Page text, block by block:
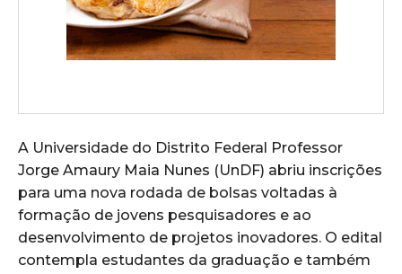
A Universidade do Distrito Federal Professor
Jorge Amaury Maia Nunes (UnDF) abriu inscrições
para uma nova rodada de bolsas voltadas à
formação de jovens pesquisadores e ao
desenvolvimento de projetos inovadores. O edital
contempla estudantes da graduação e também